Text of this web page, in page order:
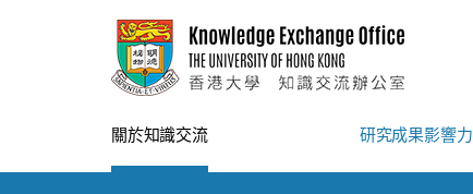
關於知識交流 研究成果影響力